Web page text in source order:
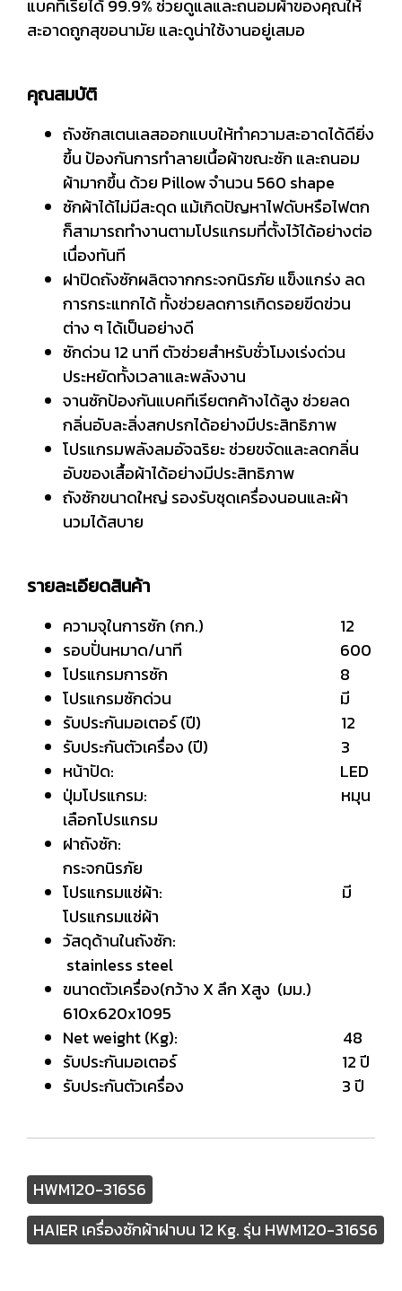
แบคทีเรียได้ 99.9% ช่วยดูแลและถนอมผ้าของคุณให้
สะอาดถูกสุขอนามัย และดูน่าใช้งานอยู่เสมอ
คุณสมบัติ
ถังซักสเตนเลสออกแบบให้ทำความสะอาดได้ดียิ่ง
ขึ้น ป้องกันการทำลายเนื้อผ้าขณะซัก และถนอม
ผ้ามากขึ้น ด้วย Pillow จำนวน 560 shape
ซักผ้าได้ไม่มีสะดุด แม้เกิดปัญหาไฟดับหรือไฟตก
ก็สามารถทำงานตามโปรแกรมที่ตั้งไว้ได้อย่างต่อ
เนื่องทันที
ฝาปิดถังซักผลิตจากกระจกนิรภัย แข็งแกร่ง ลด
การกระแทกได้ ทั้งช่วยลดการเกิดรอยขีดข่วน
ต่าง ๆ ได้เป็นอย่างดี
ซักด่วน 12 นาที ตัวช่วยสำหรับชั่วโมงเร่งด่วน
ประหยัดทั้งเวลาและพลังงาน
จานซักป้องกันแบคทีเรียตกค้างได้สูง ช่วยลด
กลิ่นอับละสิ่งสกปรกได้อย่างมีประสิทธิภาพ
โปรแกรมพลังลมอัจฉริยะ ช่วยขจัดและลดกลิ่น
อับของเสื้อผ้าได้อย่างมีประสิทธิภาพ
ถังซักขนาดใหญ่ รองรับชุดเครื่องนอนและผ้า
นวมได้สบาย
รายละเอียดสินค้า
ความจุในการซัก (กก.) 12
รอบปั่นหมาด/นาที 600
โปรแกรมการซัก 8
โปรแกรมซักด่วน มี
รับประกันมอเตอร์ (ปี) 12
รับประกันตัวเครื่อง (ปี) 3
หน้าปัด: LED
ปุ่มโปรแกรม: หมุน
เลือกโปรแกรม
ฝาถังซัก:
กระจกนิรภัย
โปรแกรมแช่ผ้า: มี
โปรแกรมแช่ผ้า
วัสดุด้านในถังซัก:
stainless steel
ขนาดตัวเครื่อง(กว้าง X ลึก Xสูง (มม.)
610x620x1095
Net weight (Kg): 48
รับประกันมอเตอร์ 12 ปี
รับประกันตัวเครื่อง 3 ปี
HWM120-316S6
HAIER เครื่องซักผ้าฝาบน 12 Kg. รุ่น HWM120-316S6